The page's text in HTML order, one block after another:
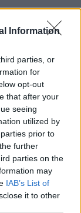
Information
parties, or
for
opt-out
that after your
seeing
utilized by
prior to
further
parties on the
may
IAB’s List of
it to other